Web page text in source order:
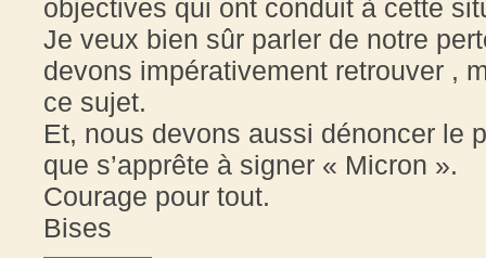
objectives qui ont conduit à cette
Je veux bien sûr parler de notre
devons impérativement retrouver ,
ce sujet.
Et, nous devons aussi dénoncer le
que s’apprête à signer « Micron ».
Courage pour tout.
Bises